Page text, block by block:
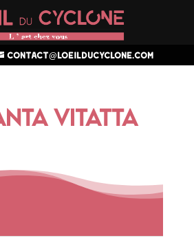
contact@loeilducyclone.com
VITATTA